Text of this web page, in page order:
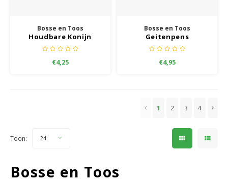
Bosse en Toos
Houdbare Konijn
Worst
€4,25
Bosse en Toos
Geitenpens
€4,95
1 2 3 4
Toon: 24
Bosse en Toos